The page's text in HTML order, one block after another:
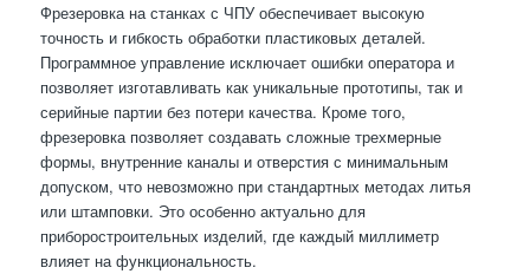
Фрезеровка на станках с ЧПУ обеспечивает высокую
точность и гибкость обработки пластиковых деталей.
Программное управление исключает ошибки оператора и
позволяет изготавливать как уникальные прототипы, так и
серийные партии без потери качества. Кроме того,
фрезеровка позволяет создавать сложные трехмерные
формы, внутренние каналы и отверстия с минимальным
допуском, что невозможно при стандартных методах литья
или штамповки. Это особенно актуально для
приборостроительных изделий, где каждый миллиметр
влияет на функциональность.